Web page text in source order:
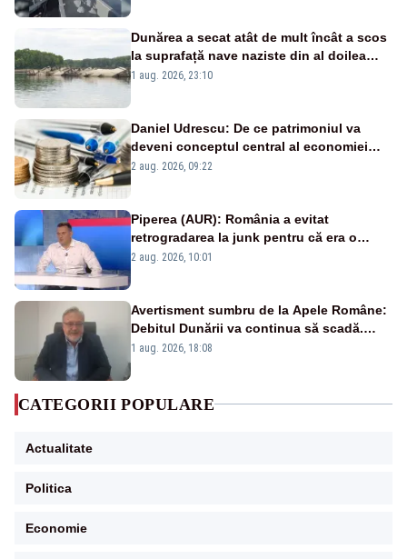
Dunărea a secat atât de mult încât a scos
la suprafață nave naziste din al doilea
război mondial
1 aug. 2026, 23:10
Daniel Udrescu: De ce patrimoniul va
deveni conceptul central al economiei
viitoare?
2 aug. 2026, 09:22
Piperea (AUR): România a evitat
retrogradarea la junk pentru că era o
catastrofă pentru bănci și fondurile de
2 aug. 2026, 10:01
Avertisment sumbru de la Apele Române:
Debitul Dunării va continua să scadă.
Cernavodă s-ar putea închide în 4 zile
1 aug. 2026, 18:08
CATEGORII POPULARE
Actualitate
Politica
Economie